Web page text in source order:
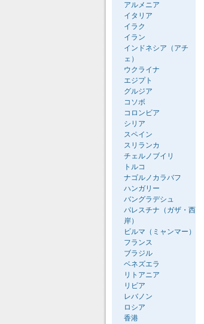
アルメニア
イタリア
イラク
イラン
インドネシア（アチ
ェ）
ウクライナ
エジプト
グルジア
コソボ
コロンビア
シリア
スペイン
スリランカ
チェルノブイリ
トルコ
ナゴルノカラバフ
ハンガリー
バングラデシュ
パレスチナ（ガザ・西
岸）
ビルマ（ミャンマー）
フランス
ブラジル
ベネズエラ
リトアニア
リビア
レバノン
ロシア
香港